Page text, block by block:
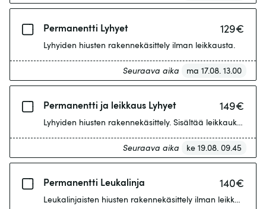
Permanentti Lyhyet 129€
Lyhyiden hiusten rakennekäsittely ilman leikkausta.
Seuraava aika ma 17.08. 13.00
Permanentti ja leikkaus Lyhyet 149€
Lyhyiden hiusten rakennekäsittely. Sisältää leikkauksen.
Seuraava aika ke 19.08. 09.45
Permanentti Leukalinja 140€
Leukalinjaisten hiusten rakennekäsittely ilman leikkausta.